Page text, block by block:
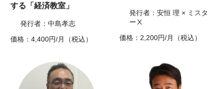
する「経済教室」
発行者：中島孝志
価格：4,400円/月（税込）
発行者：安恒 理 × ミスタ
ーⅩ
価格：2,200円/月（税込）